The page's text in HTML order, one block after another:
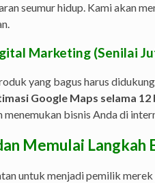
seumur hidup. Kami akan
Marketing (Senilai
yang bagus harus
Google Maps selama 12
bisnis Anda di
Memulai Langkah
untuk menjadi pemilik